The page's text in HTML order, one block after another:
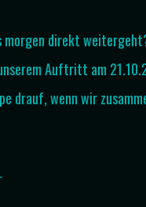
morgen direkt
Auftritt am
drauf, wenn wir